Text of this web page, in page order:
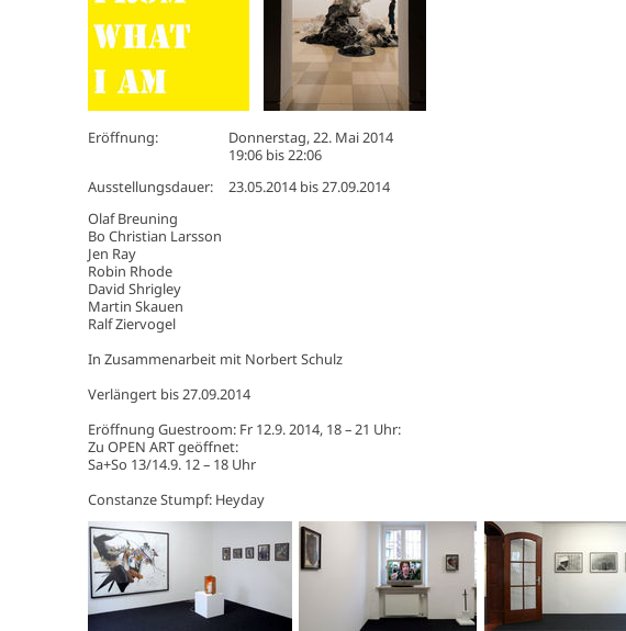
Eröffnung:
Donnerstag, 22. Mai 2014
19:06 bis22:06
Ausstellungsdauer:
23.05.2014 bis27.09.2014
Olaf Breuning
Bo Christian Larsson
Jen Ray
Robin Rhode
David Shrigley
Martin Skauen
Ralf Ziervogel
In Zusammenarbeit mit Norbert Schulz
Verlängert bis 27.09.2014
Eröffnung Guestroom: Fr 12.9. 2014, 18 – 21 Uhr:
Zu OPEN ART geöffnet:
Sa+So 13/14.9. 12 – 18 Uhr
Constanze Stumpf: Heyday